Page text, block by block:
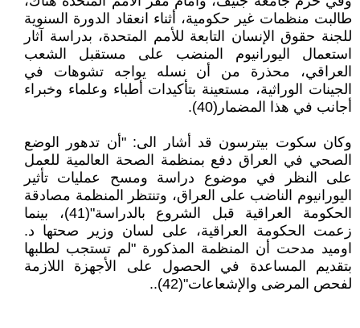
طالبت منظمات غير حكومية، أثناء انعقاد الدورة السنوية
للجنة حقوق الإنسان التابعة للأمم المتحدة، بدراسة آثار
استعمال اليورانيوم المنضب على مستقبل الشعب
العراقي، محذرة من أن نسله يواجه تشوهات في
الجينات الوراثية، مستعينة بتأكيدات أطباء وعلماء وخبراء
أجانب في هذا المضمار(40).
وكان سكوت بيترسون قد أشار الى: "أن تدهور الوضع
الصحي في العراق دفع بمنظمة الصحة العالمية للعمل
على النظر في موضوع دراسة ومسح عمليات تأثير
اليورانيوم الناضب على العراق، وتنتظر المنظمة مصادقة
الحكومة العراقية قبل الشروع بالدراسة"(41)، بينما
زعمت الحكومة العراقية، على لسان وزير صحتها د.
اوميد مدحت أن المنظمة المذكورة "لم تستجب لطلبها
بتقديم المساعدة في الحصول على الأجهزة اللازمة
لفحص المرضى والإشعاعات"(42)..